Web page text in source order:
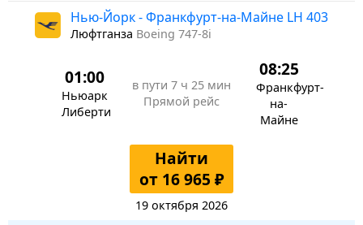
Нью-Йорк - Франкфурт-на-Майне LH 403
Люфтганза Boeing 747-8i
01:00
Ньюарк
Либерти
в пути 7 ч 25 мин
Прямой рейс
08:25
Франкфурт-
на-
Майне
Найти
от 16 965 ₽
19 октября 2026